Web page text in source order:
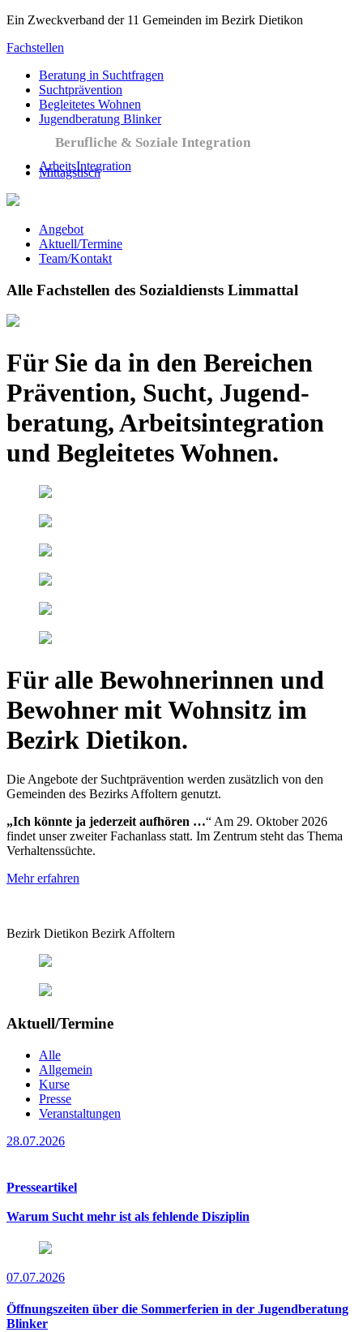
Ein Zweckverband der 11 Gemeinden im Bezirk Dietikon
Fachstellen
Beratung in Suchtfragen
Suchtprävention
Begleitetes Wohnen
Jugendberatung Blinker
Berufliche & Soziale Integration
ArbeitsIntegration
Mittagstisch
Angebot
Aktuell/Termine
Team/Kontakt
Alle Fachstellen des Sozialdiensts Limmattal
Für Sie da in den Bereichen
Prävention, Sucht, Jugend­
beratung, Arbeits­integration
und Begleitetes Wohnen.
Für alle Bewohnerinnen und
Bewohner mit Wohnsitz im
Bezirk Dietikon.
Die Angebote der Suchtprävention werden zusätzlich von den
Gemeinden des Bezirks Affoltern genutzt.
„Ich könnte ja jederzeit aufhören …“ Am 29. Oktober 2026
findet unser zweiter Fachanlass statt. Im Zentrum steht das Thema
Verhaltenssüchte.
Mehr erfahren
Bezirk Dietikon Bezirk Affoltern
Aktuell/Termine
Alle
Allgemein
Kurse
Presse
Veranstaltungen
28.07.2026
Presseartikel
Warum Sucht mehr ist als fehlende Disziplin
07.07.2026
Öffnungszeiten über die Sommerferien in der Jugendberatung
Blinker